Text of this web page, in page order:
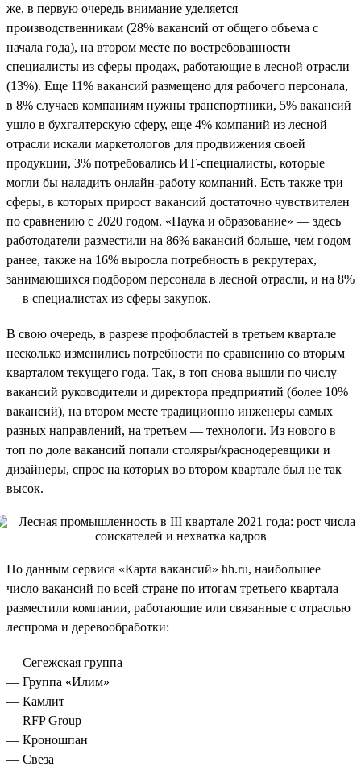
же, в первую очередь внимание уделяется
производственникам (28% вакансий от общего объема с
начала года), на втором месте по востребованности
специалисты из сферы продаж, работающие в лесной отрасли
(13%). Еще 11% вакансий размещено для рабочего персонала,
в 8% случаев компаниям нужны транспортники, 5% вакансий
ушло в бухгалтерскую сферу, еще 4% компаний из лесной
отрасли искали маркетологов для продвижения своей
продукции, 3% потребовались ИТ-специалисты, которые
могли бы наладить онлайн-работу компаний. Есть также три
сферы, в которых прирост вакансий достаточно чувствителен
по сравнению с 2020 годом. «Наука и образование» — здесь
работодатели разместили на 86% вакансий больше, чем годом
ранее, также на 16% выросла потребность в рекрутерах,
занимающихся подбором персонала в лесной отрасли, и на 8%
— в специалистах из сферы закупок.
В свою очередь, в разрезе профобластей в третьем квартале
несколько изменились потребности по сравнению со вторым
кварталом текущего года. Так, в топ снова вышли по числу
вакансий руководители и директора предприятий (более 10%
вакансий), на втором месте традиционно инженеры самых
разных направлений, на третьем — технологи. Из нового в
топ по доле вакансий попали столяры/краснодеревщики и
дизайнеры, спрос на которых во втором квартале был не так
высок.
По данным сервиса «Карта вакансий» hh.ru, наибольшее
число вакансий по всей стране по итогам третьего квартала
разместили компании, работающие или связанные с отраслью
леспрома и деревообработки:
— Сегежская группа
— Группа «Илим»
— Камлит
— RFP Group
— Кроношпан
— Свеза